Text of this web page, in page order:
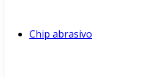
Chip abrasivo